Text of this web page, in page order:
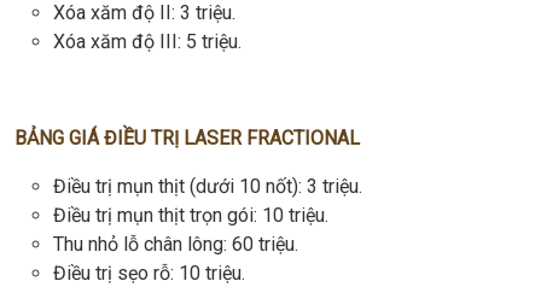
Xóa xăm độ II: 3 triệu.
Xóa xăm độ III: 5 triệu.
BẢNG GIÁ ĐIỀU TRỊ LASER FRACTIONAL
Điều trị mụn thịt (dưới 10 nốt): 3 triệu.
Điều trị mụn thịt trọn gói: 10 triệu.
Thu nhỏ lỗ chân lông: 60 triệu.
Điều trị sẹo rỗ: 10 triệu.